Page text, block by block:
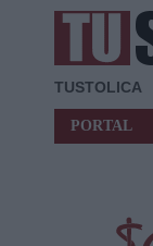
TUSTOLICA
PORTAL